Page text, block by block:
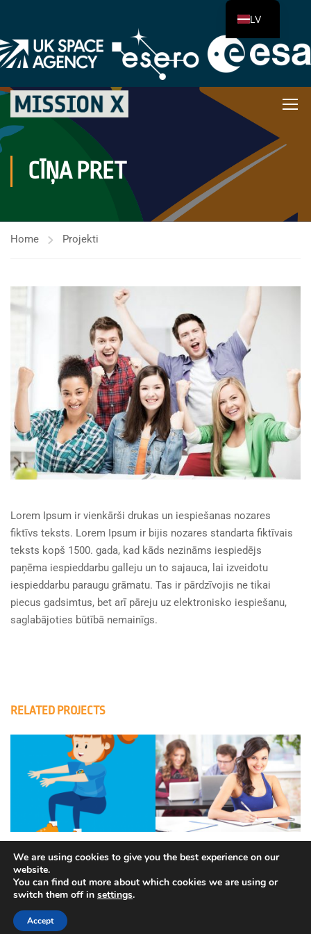
CĪŅA PRET
Home Projekti
Lorem Ipsum ir vienkārši drukas un iespiešanas nozares
fiktīvs teksts. Lorem Ipsum ir bijis nozares standarta fiktīvais
teksts kopš 1500. gada, kad kāds nezināms iespiedējs
paņēma iespieddarbu galleju un to sajauca, lai izveidotu
iespieddarbu paraugu grāmatu. Tas ir pārdzīvojis ne tikai
piecus gadsimtus, bet arī pāreju uz elektronisko iespiešanu,
saglabājoties būtībā nemainīgs.
RELATED PROJECTS
Autortiesības © Eiropas Kosmosa aģentūra. Visas tiesības
aizsargātas.
We are using cookies to give you the best experience on our
website.
You can find out more about which cookies we are using or
switch them off in settings.
Accept
LV